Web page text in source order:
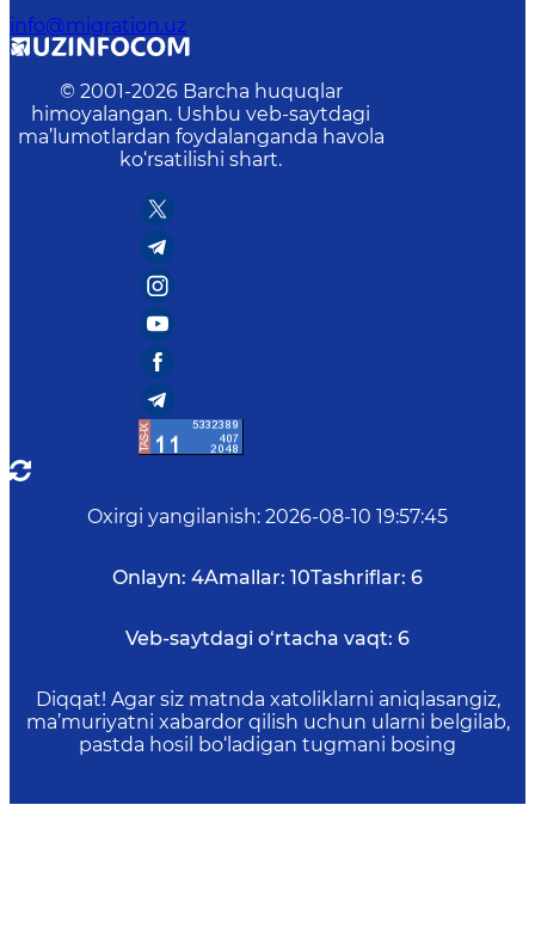
info@migration.uz
© 2001-2026 Barcha huquqlar
himoyalangan. Ushbu veb-saytdagi
ma’lumotlardan foydalanganda havola
ko‘rsatilishi shart.
Oxirgi yangilanish: 2026-08-10 19:57:45
Onlayn: 4Amallar: 10Tashriflar: 6
Veb-saytdagi o‘rtacha vaqt: 6
Diqqat! Agar siz matnda xatoliklarni aniqlasangiz,
ma’muriyatni xabardor qilish uchun ularni belgilab,
pastda hosil bo‘ladigan tugmani bosing